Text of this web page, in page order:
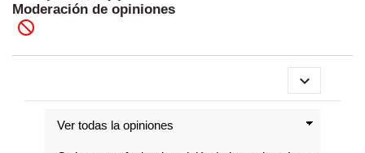
Moderación de opiniones

